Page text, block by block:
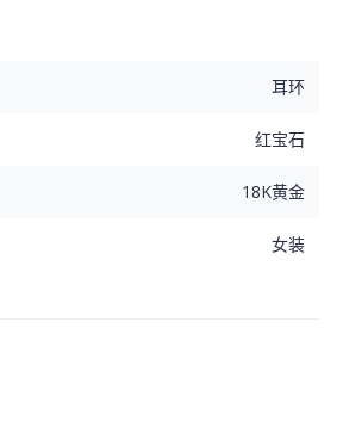
耳环
红宝石
18K黄金
女装